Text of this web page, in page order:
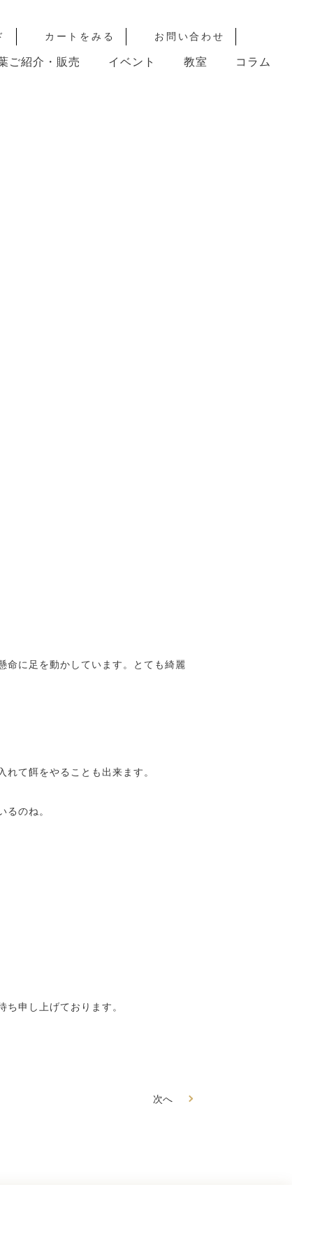
カートをみる お問い合わせ
ご紹介・販売 イベント 教室 コラム
命に足を動かしています。とても綺麗
て餌をやることも出来ます。
るのね。
申し上げております。
次へ